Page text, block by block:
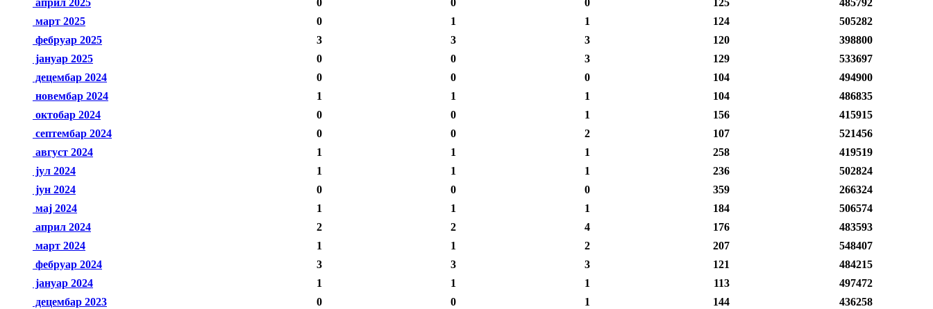
април 2025
0 0 0 125
485792
март 2025
0 1 1 124
505282
фебруар 2025
3 3 3 120
398800
јануар 2025
0 0 3 129
533697
децембар 2024
0 0 0 104
494900
новембар 2024
1 1 1 104
486835
октобар 2024
0 0 1 156
415915
септембар 2024
0 0 2 107
521456
август 2024
1 1 1 258
419519
јул 2024
1 1 1 236
502824
јун 2024
0 0 0 359
266324
мај 2024
1 1 1 184
506574
април 2024
2 2 4 176
483593
март 2024
1 1 2 207
548407
фебруар 2024
3 3 3 121
484215
јануар 2024
1 1 1 113
497472
децембар 2023
0 0 1 144
436258